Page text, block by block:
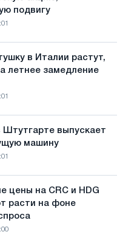
подвигу
в Италии растут,
летнее замедление
Штутгарте выпускает
машину
цены на CRC и HDG
расти на фоне